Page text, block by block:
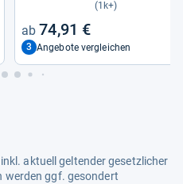
(1k+)
74,91 €
3 Angebote vergleichen
aktuell geltender gesetzlicher
werden ggf. gesondert